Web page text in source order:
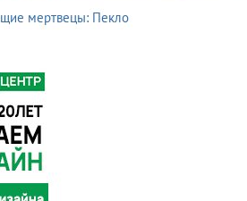
мертвецы: Пекло